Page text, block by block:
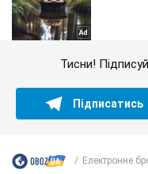
Тисни!
Підписатись
Електронне